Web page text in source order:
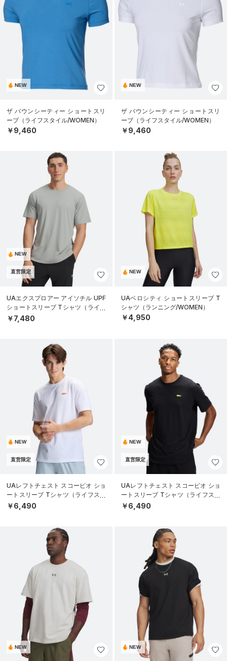
NEW
ザ バウンシーティー ショートスリ
ーブ（ライフスタイル/WOMEN）
￥9,460
NEW
ザ バウンシーティー ショートスリ
ーブ（ライフスタイル/WOMEN）
￥9,460
NEW
直営限定
UAエクスプロアー アイソチル UPF
ショートスリーブ Tシャツ（ライフ
スタイル/MEN）
￥7,480
NEW
UAベロシティ ショートスリーブ T
シャツ（ランニング/WOMEN）
￥4,950
NEW
直営限定
UAレフトチェスト スコーピオ ショ
ートスリーブ Tシャツ（ライフスタ
イル/MEN）
￥6,490
NEW
直営限定
UAレフトチェスト スコーピオ ショ
ートスリーブ Tシャツ（ライフスタ
イル/MEN）
￥6,490
NEW NEW